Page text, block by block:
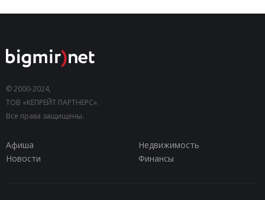
© 2000-2024,
ТОВ «КЕПРЕЙТ ПАРТНЕРС».
Все права защищены.
Афиша
Недвижимость
Новости
Финансы